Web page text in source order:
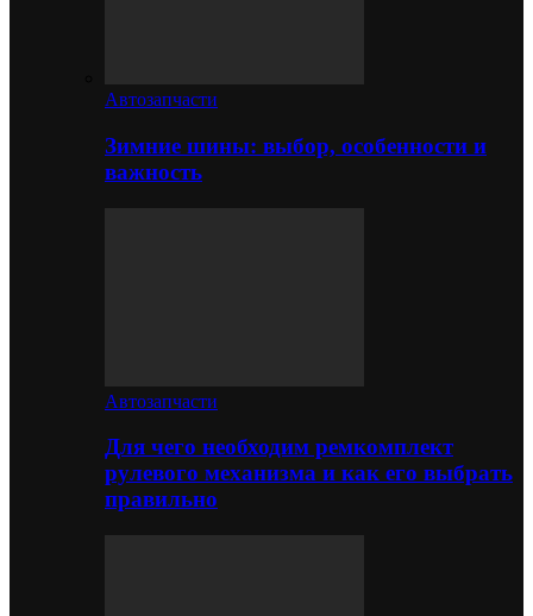
Автозапчасти
Зимние шины: выбор, особенности и
важность
Автозапчасти
Для чего необходим ремкомплект
рулевого механизма и как его выбрать
правильно